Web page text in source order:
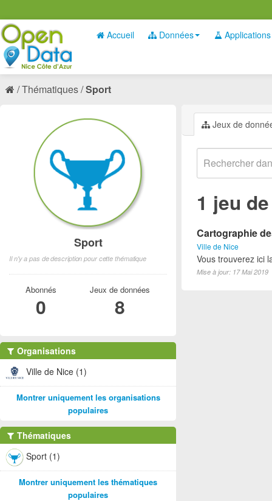
Accueil Données Applications
Thématiques Sport
Jeux de
1 jeu
Cartographie
Ville de Nice
Vous trouverez ici
Mise à jour: 17 Mai 2019
Sport
Il n'y a pas de description pour cette thématique
Abonnés
0
Jeux de données
8
Organisations
Ville de Nice (1)
Montrer uniquement les organisations
populaires
Thématiques
Sport (1)
Montrer uniquement les thématiques
populaires